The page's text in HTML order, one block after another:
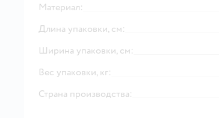
Материал:
Длина упаковки, см:
Ширина упаковки, см:
Вес упаковки, кг:
Страна производства: